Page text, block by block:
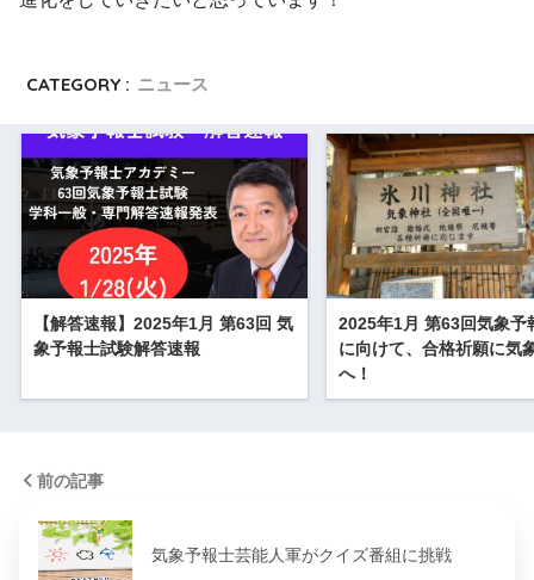
CATEGORY : ニュース
【解答速報】2025年1月 第63回 気
象予報士試験解答速報
2025年1月 第63回気象予
に向けて、合格祈願に気
へ！
前の記事
気象予報士芸能人軍がクイズ番組に挑戦